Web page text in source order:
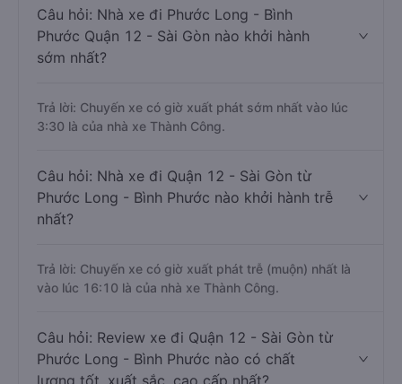
Câu hỏi: Nhà xe đi Phước Long - Bình
Phước Quận 12 - Sài Gòn nào khởi hành
sớm nhất?
Trả lời: Chuyến xe có giờ xuất phát sớm nhất vào lúc
3:30 là của nhà xe Thành Công.
Câu hỏi: Nhà xe đi Quận 12 - Sài Gòn từ
Phước Long - Bình Phước nào khởi hành trễ
nhất?
Trả lời: Chuyến xe có giờ xuất phát trễ (muộn) nhất là
vào lúc 16:10 là của nhà xe Thành Công.
Câu hỏi: Review xe đi Quận 12 - Sài Gòn từ
Phước Long - Bình Phước nào có chất
lượng tốt, xuất sắc, cao cấp nhất?